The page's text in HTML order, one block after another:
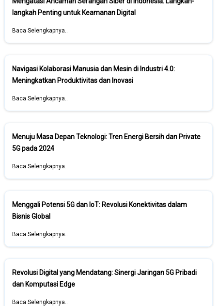
langkah Penting untuk Keamanan Digital
Baca Selengkapnya..
Navigasi Kolaborasi Manusia dan Mesin di Industri 4.0:
Meningkatkan Produktivitas dan Inovasi
Baca Selengkapnya..
Menuju Masa Depan Teknologi: Tren Energi Bersih dan Private
5G pada 2024
Baca Selengkapnya..
Menggali Potensi 5G dan IoT: Revolusi Konektivitas dalam
Bisnis Global
Baca Selengkapnya..
Revolusi Digital yang Mendatang: Sinergi Jaringan 5G Pribadi
dan Komputasi Edge
Baca Selengkapnya..